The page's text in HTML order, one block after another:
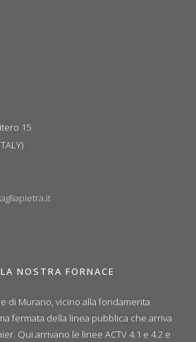
15
NOSTRA FORNACE
di Murano, vicino alla fondamenta
fermata della linea pubblica che arriva
Qui arrivano le linee ACTV 4.1 e 4.2 e